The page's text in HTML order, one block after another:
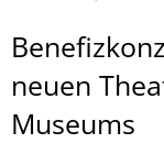
neuen
Museums